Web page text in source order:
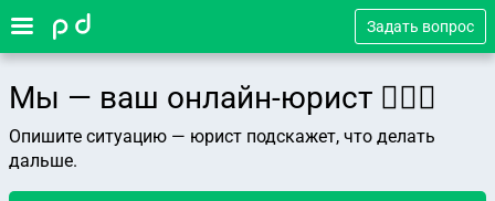
Задать вопрос
Мы — ваш онлайн-юрист 👨🏻‍⚖️
Опишите ситуацию — юрист подскажет, что делать
дальше.